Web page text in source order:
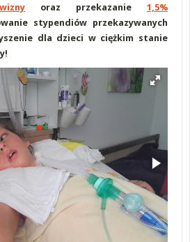
oraz przekazanie 1,5%
stypendiów przekazywanych
dla dzieci w ciężkim stanie